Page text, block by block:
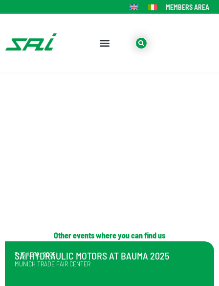
MEMBERS AREA
Other events where you can find us
7-13 APRIL 2025
SAI HYDRAULIC MOTORS AT BAUMA 2025
MUNICH TRADE FAIR CENTER